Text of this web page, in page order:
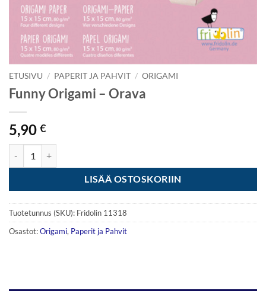
ETUSIVU / PAPERIT JA PAHVIT / ORIGAMI
Funny Origami – Orava
5,90 €
LISÄÄ OSTOSKORIIN
Tuotetunnus (SKU): Fridolin 11318
Osastot:Origami, Paperit ja Pahvit